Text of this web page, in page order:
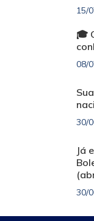
15/
🎓
08/
30/
Já
30/